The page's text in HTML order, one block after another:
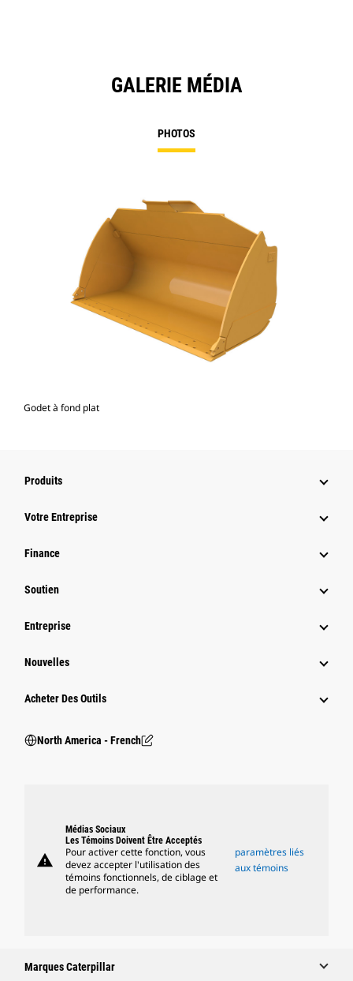
GALERIE MÉDIA
PHOTOS
Godet à fond plat
Produits
Votre Entreprise
Finance
Soutien
Entreprise
Nouvelles
Acheter Des Outils
North America - French
warning
Médias Sociaux
Les Témoins Doivent Être Acceptés
Pour activer cette fonction, vous
devez accepter l'utilisation des
témoins fonctionnels, de ciblage et
de performance.
paramètres liés
aux témoins
Marques Caterpillar